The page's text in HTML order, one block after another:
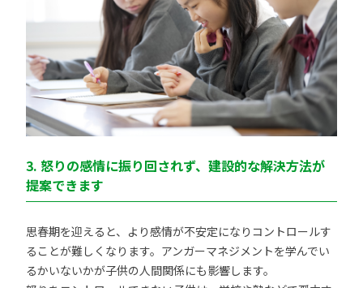
3. 怒りの感情に振り回されず、建設的な解決方法が
提案できます
思春期を迎えると、より感情が不安定になりコントロールす
ることが難しくなります。アンガーマネジメントを学んでい
るかいないかが子供の人間関係にも影響します。